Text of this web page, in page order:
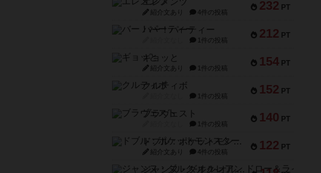
232 PT
紹介文あり 4件の投稿
212 PT
バー！パーティー
1件の投稿
154 PT
ギョッと
紹介文あり 1件の投稿
152 PT
クルティボ
1件の投稿
140 PT
ブラヴェスト
1件の投稿
122 PT
ドブル：ポケットモンスター
紹介文あり 4件の投稿
ジャンヌ・ダルク-オルレアン ドロー＆ライト